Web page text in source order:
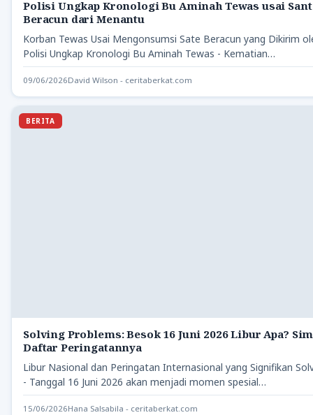
Polisi Ungkap Kronologi Bu Aminah Tewas usai
Beracun dari Menantu
Korban Tewas Usai Mengonsumsi Sate Beracun yang Dikirim
Polisi Ungkap Kronologi Bu Aminah Tewas - Kematian…
09/06/2026David Wilson - ceritaberkat.com
BERITA
Solving Problems: Besok 16 Juni 2026 Libur Apa?
Daftar Peringatannya
Libur Nasional dan Peringatan Internasional yang Signifikan
- Tanggal 16 Juni 2026 akan menjadi momen spesial…
15/06/2026Hana Salsabila - ceritaberkat.com